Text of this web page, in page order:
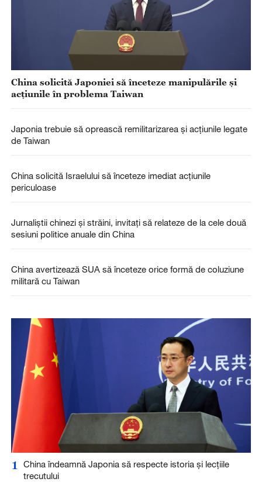
China solicită Japoniei să înceteze manipulările și
acțiunile în problema Taiwan
Japonia trebuie să oprească remilitarizarea și acțiunile legate
de Taiwan
China solicită Israelului să înceteze imediat acțiunile
periculoase
Jurnaliștii chinezi și străini, invitați să relateze de la cele două
sesiuni politice anuale din China
China avertizează SUA să înceteze orice formă de coluziune
militară cu Taiwan
1
China îndeamnă Japonia să respecte istoria și lecțiile
trecutului